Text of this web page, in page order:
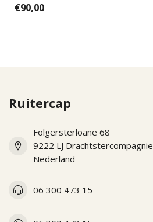
cromo 2.0 mo...
€90,00
Ruitercap
Folgersterloane 68
9222 LJ Drachtstercompagnie
Nederland
06 300 473 15